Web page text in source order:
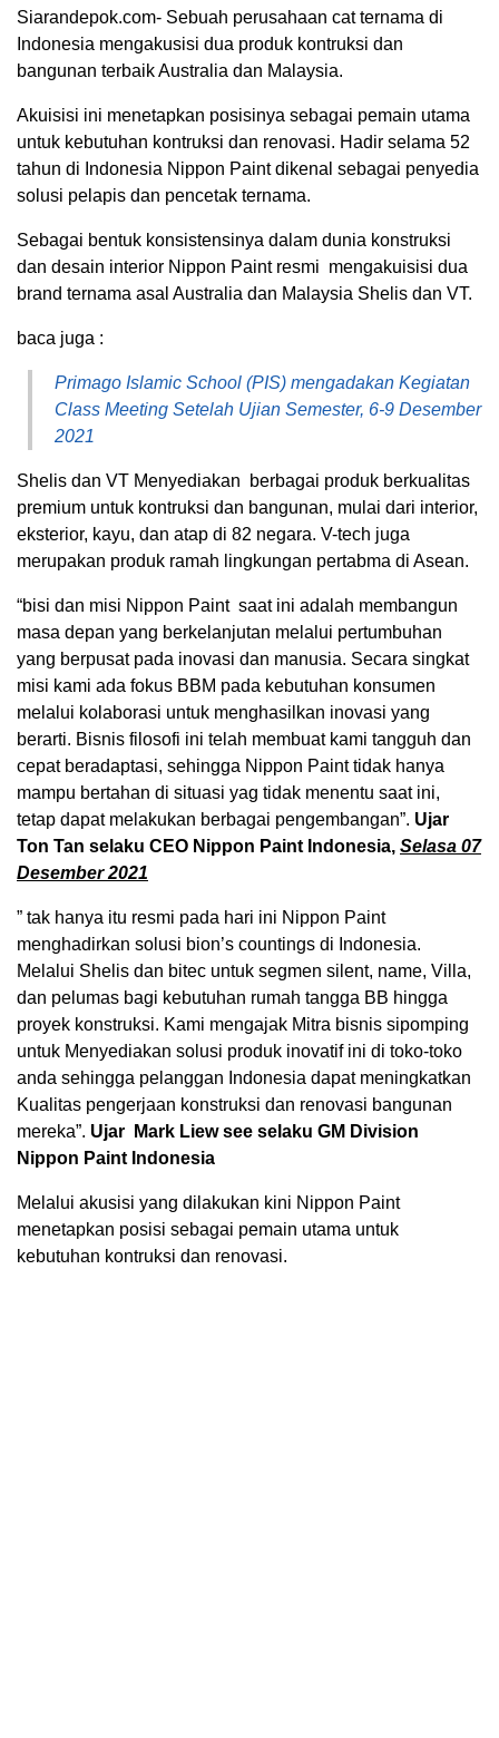
Siarandepok.com- Sebuah perusahaan cat ternama di
Indonesia mengakusisi dua produk kontruksi dan
bangunan terbaik Australia dan Malaysia.
Akuisisi ini menetapkan posisinya sebagai pemain utama
untuk kebutuhan kontruksi dan renovasi. Hadir selama 52
tahun di Indonesia Nippon Paint dikenal sebagai penyedia
solusi pelapis dan pencetak ternama.
Sebagai bentuk konsistensinya dalam dunia konstruksi
dan desain interior Nippon Paint resmi mengakuisisi dua
brand ternama asal Australia dan Malaysia Shelis dan VT.
baca juga :
Primago Islamic School (PIS) mengadakan Kegiatan
Class Meeting Setelah Ujian Semester, 6-9 Desember
2021
Shelis dan VT Menyediakan berbagai produk berkualitas
premium untuk kontruksi dan bangunan, mulai dari interior,
eksterior, kayu, dan atap di 82 negara. V-tech juga
merupakan produk ramah lingkungan pertabma di Asean.
“bisi dan misi Nippon Paint saat ini adalah membangun
masa depan yang berkelanjutan melalui pertumbuhan
yang berpusat pada inovasi dan manusia. Secara singkat
misi kami ada fokus BBM pada kebutuhan konsumen
melalui kolaborasi untuk menghasilkan inovasi yang
berarti. Bisnis filosofi ini telah membuat kami tangguh dan
cepat beradaptasi, sehingga Nippon Paint tidak hanya
mampu bertahan di situasi yag tidak menentu saat ini,
tetap dapat melakukan berbagai pengembangan”. Ujar
Ton Tan selaku CEO Nippon Paint Indonesia, Selasa 07
Desember 2021
” tak hanya itu resmi pada hari ini Nippon Paint
menghadirkan solusi bion’s countings di Indonesia.
Melalui Shelis dan bitec untuk segmen silent, name, Villa,
dan pelumas bagi kebutuhan rumah tangga BB hingga
proyek konstruksi. Kami mengajak Mitra bisnis sipomping
untuk Menyediakan solusi produk inovatif ini di toko-toko
anda sehingga pelanggan Indonesia dapat meningkatkan
Kualitas pengerjaan konstruksi dan renovasi bangunan
mereka”. Ujar Mark Liew see selaku GM Division
Nippon Paint Indonesia
Melalui akusisi yang dilakukan kini Nippon Paint
menetapkan posisi sebagai pemain utama untuk
kebutuhan kontruksi dan renovasi.